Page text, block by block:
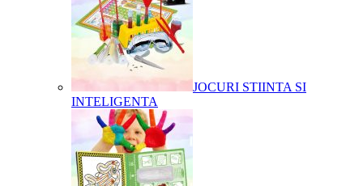
JOCURI STIINTA SI
INTELIGENTA